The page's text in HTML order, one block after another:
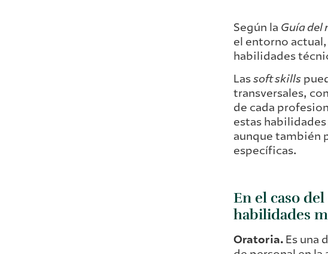
Según la Guía del
el entorno actual,
habilidades
Lassoft skills
transversales,
de cada
estas
aunque también
específicas.
En el caso
habilidades
Oratoria. Es una